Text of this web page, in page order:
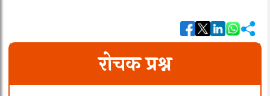
रोचक प्रश्न